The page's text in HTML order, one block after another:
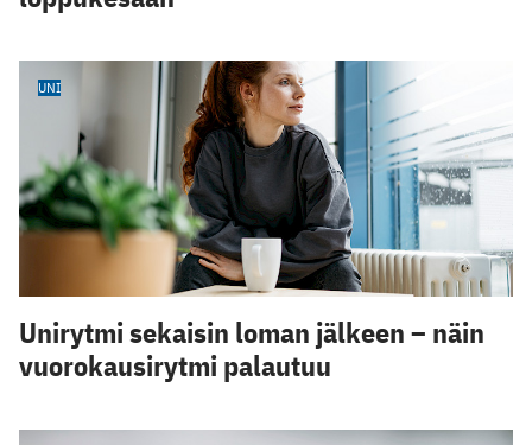
UNI
Unirytmi sekaisin loman jälkeen – näin
vuorokausirytmi palautuu